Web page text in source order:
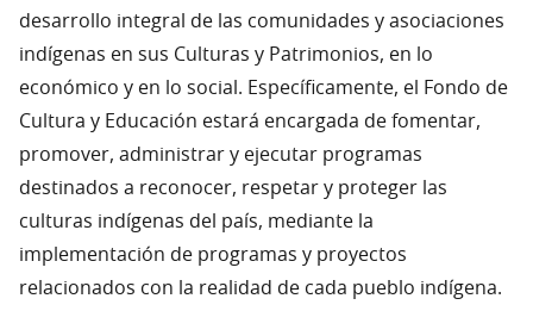
desarrollo integral de las comunidades y asociaciones
indígenas en sus Culturas y Patrimonios, en lo
económico y en lo social. Específicamente, el Fondo de
Cultura y Educación estará encargada de fomentar,
promover, administrar y ejecutar programas
destinados a reconocer, respetar y proteger las
culturas indígenas del país, mediante la
implementación de programas y proyectos
relacionados con la realidad de cada pueblo indígena.